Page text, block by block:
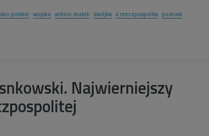
polskie wojsko antoni dudek dwójka ii rzeczpospolita podcast
Najwierniejszy